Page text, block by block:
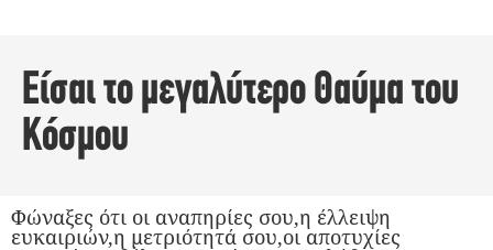
Είσαι το μεγαλύτερο Θαύμα του
Κόσμου
Φώναξες ότι οι αναπηρίες σου,η έλλειψη
ευκαιριών,η μετριότητά σου,οι αποτυχίες